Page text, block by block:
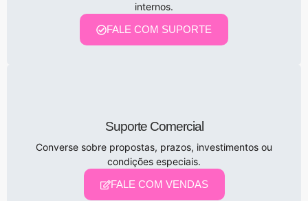
internos.
FALE COM SUPORTE
Suporte Comercial
Converse sobre propostas, prazos, investimentos ou
condições especiais.
FALE COM VENDAS